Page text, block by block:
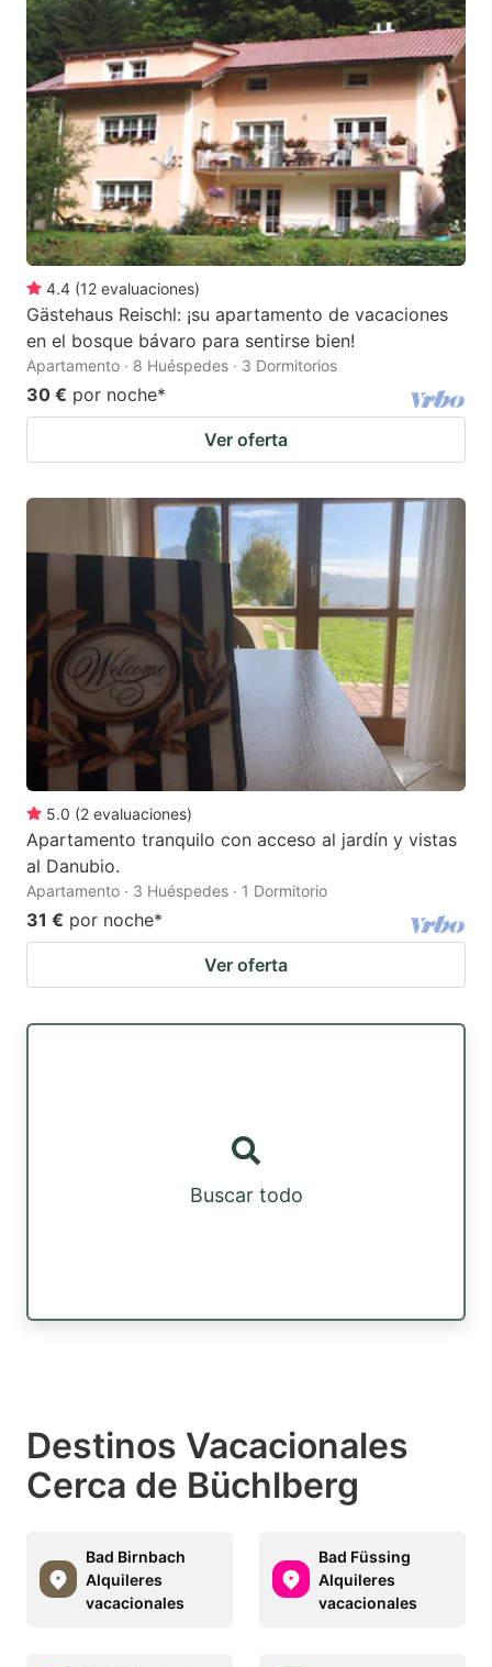
4.4 (12 evaluaciones)
Gästehaus Reischl: ¡su apartamento de vacaciones
en el bosque bávaro para sentirse bien!
Apartamento · 8 Huéspedes · 3 Dormitorios
30 € por noche*
Ver oferta
5.0 (2 evaluaciones)
Apartamento tranquilo con acceso al jardín y vistas
al Danubio.
Apartamento · 3 Huéspedes · 1 Dormitorio
31 € por noche*
Ver oferta
Buscar todo
Destinos Vacacionales
Cerca de Büchlberg
Bad Birnbach
Alquileres
vacacionales
Bad Füssing
Alquileres
vacacionales